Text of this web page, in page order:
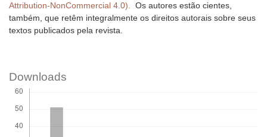
Attribution-NonCommercial 4.0). Os autores estão cientes,
também, que retêm integralmente os direitos autorais sobre seus
textos publicados pela revista.
Downloads